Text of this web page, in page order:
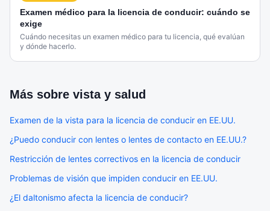
Examen médico para la licencia de conducir: cuándo se
exige
Cuándo necesitas un examen médico para tu licencia, qué evalúan
y dónde hacerlo.
Más sobre vista y salud
Examen de la vista para la licencia de conducir en EE.UU.
¿Puedo conducir con lentes o lentes de contacto en EE.UU.?
Restricción de lentes correctivos en la licencia de conducir
Problemas de visión que impiden conducir en EE.UU.
¿El daltonismo afecta la licencia de conducir?